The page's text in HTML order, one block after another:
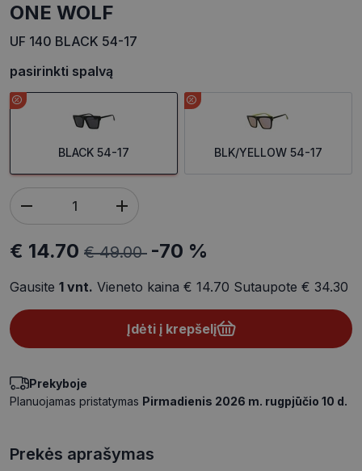
ONE WOLF
UF 140 BLACK 54-17
pasirinkti spalvą
BLACK 54-17 BLK/YELLOW 54-17
€ 14.70 € 49.00 -70 %
Gausite 1 vnt. Vieneto kaina € 14.70 Sutaupote € 34.30
Įdėti į krepšelį
Prekyboje
Planuojamas pristatymas Pirmadienis 2026 m. rugpjūčio 10 d.
Prekės aprašymas